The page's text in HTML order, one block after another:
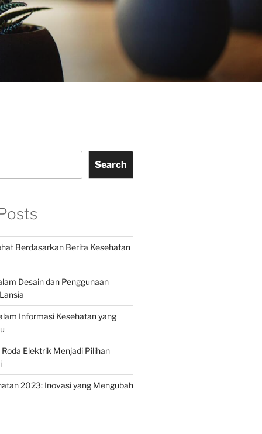
Search
Berdasarkan Berita Kesehatan
Desain dan Penggunaan
Informasi Kesehatan yang
Elektrik Menjadi Pilihan
2023: Inovasi yang Mengubah